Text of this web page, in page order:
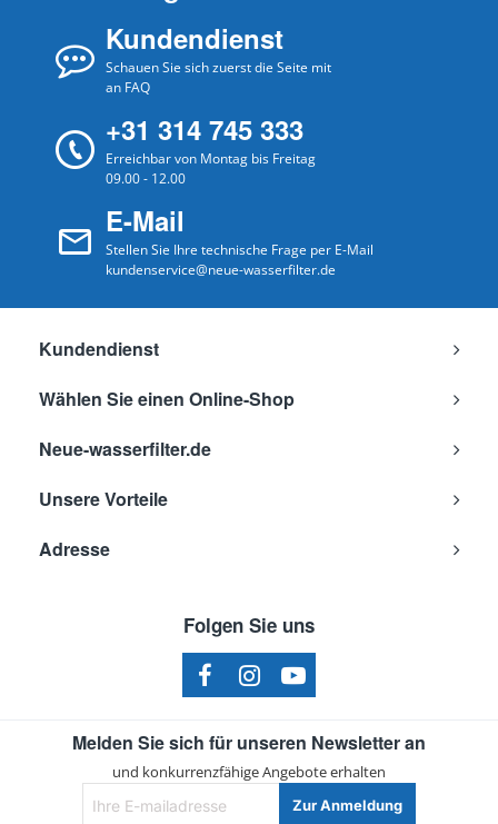
Kundendienst
Schauen Sie sich zuerst die Seite mit
an FAQ
+31 314 745 333
Erreichbar von Montag bis Freitag
09.00 - 12.00
E-Mail
Stellen Sie Ihre technische Frage per E-Mail
kundenservice@neue-wasserfilter.de
Kundendienst
Wählen Sie einen Online-Shop
Neue-wasserfilter.de
Unsere Vorteile
Adresse
Folgen Sie uns
Melden Sie sich für unseren Newsletter an
und konkurrenzfähige Angebote erhalten
E-
Zur Anmeldung